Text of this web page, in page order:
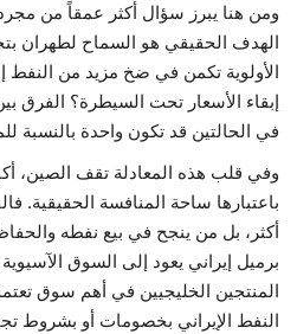
ومن هنا يبرز سؤال أكثر عمقاً من
الهدف الحقيقي هو السماح لطهران
الأولوية تكمن في ضخ مزيد من النفط
إبقاء الأسعار تحت السيطرة؟ الفرق
في الحالتين قد تكون واحدة بالنسبة
وفي قلب هذه المعادلة تقف الصين،
باعتبارها ساحة المنافسة
أكثر، بل من ينجح في بيع نفطه
برميل إيراني يعود إلى السوق
المنتجين الخليجيين في أهم سوق
النفط الإيراني بخصومات أو بشروط